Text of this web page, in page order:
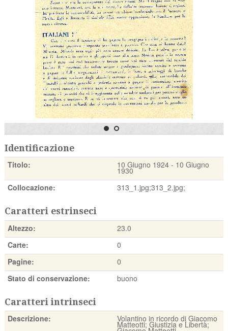
Identificazione
Titolo: 10 Giugno 1924 - 10 Giugno
1930
Collocazione:
313_1.jpg;313_2.jpg;
Caratteri estrinseci
Altezzo:
23.0
Carte:
0
Pagine:
0
Stato di conservazione:
buono
Caratteri intrinseci
Descrizione: Volantino in ricordo di Giacomo
Matteotti; Giustizia e Libertà;